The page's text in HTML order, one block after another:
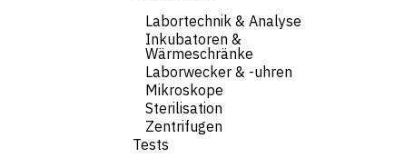
Labortechnik & Analyse
Inkubatoren &
Wärmeschränke
Laborwecker & -uhren
Mikroskope
Sterilisation
Zentrifugen
Tests